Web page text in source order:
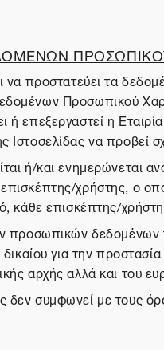
να προστατεύει τα
Προσωπικού
επεξεργαστεί η
Ιστοσελίδας να
ή/και ενημερώνεται
χρήστης, ο
επισκέπτης/
προσωπικών
δικαίου για την
αρχής αλλά και του
συμφωνεί με τους